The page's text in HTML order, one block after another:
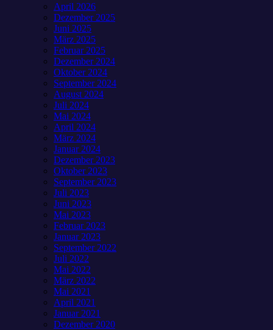
April 2026
Dezember 2025
Juni 2025
März 2025
Februar 2025
Dezember 2024
Oktober 2024
September 2024
August 2024
Juli 2024
Mai 2024
April 2024
März 2024
Januar 2024
Dezember 2023
Oktober 2023
September 2023
Juli 2023
Juni 2023
Mai 2023
Februar 2023
Januar 2023
September 2022
Juli 2022
Mai 2022
März 2022
Mai 2021
April 2021
Januar 2021
Dezember 2020